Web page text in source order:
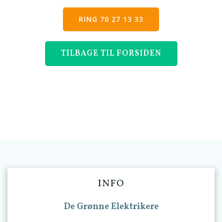
RING 70 27 13 33
TILBAGE TIL FORSIDEN
INFO
De Grønne Elektrikere